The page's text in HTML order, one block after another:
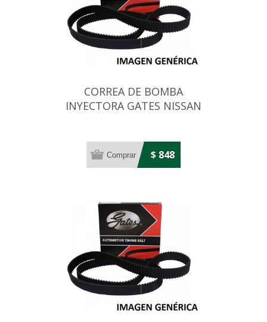
CORREA DE BOMBA
INYECTORA GATES NISSAN
$ 848